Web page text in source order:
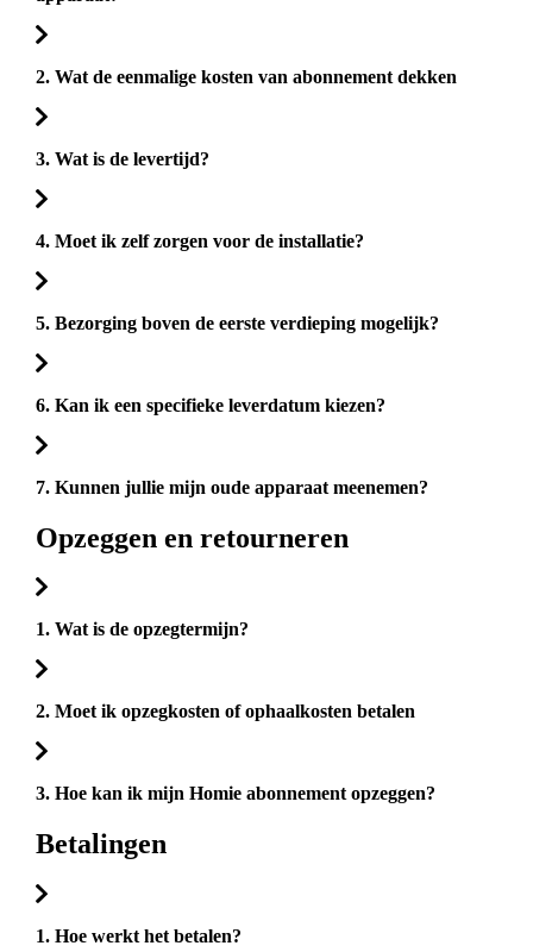
2. Wat de eenmalige kosten van abonnement dekken
3. Wat is de levertijd?
4. Moet ik zelf zorgen voor de installatie?
5. Bezorging boven de eerste verdieping mogelijk?
6. Kan ik een specifieke leverdatum kiezen?
7. Kunnen jullie mijn oude apparaat meenemen?
Opzeggen en retourneren
1. Wat is de opzegtermijn?
2. Moet ik opzegkosten of ophaalkosten betalen
3. Hoe kan ik mijn Homie abonnement opzeggen?
Betalingen
1. Hoe werkt het betalen?